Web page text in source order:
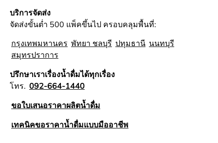
บริการจัดส่ง
จัดส่งขั้นต่ำ 500 แพ็คขึ้นไป ครอบคลุมพื้นที่:
กรุงเทพมหานคร พัทยา ชลบุรี ปทุมธานี นนทบุรี
สมุทรปราการ
ปรึกษาเราเรื่องน้ำดื่มได้ทุกเรื่อง
โทร. 092-664-1440
ขอใบเสนอราคาผลิตน้ำดื่ม
เทคนิคขอราคาน้ำดื่มแบบมืออาชีพ